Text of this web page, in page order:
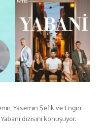
Yasemin Şefik ve Engin
dizisini konuşuyor.